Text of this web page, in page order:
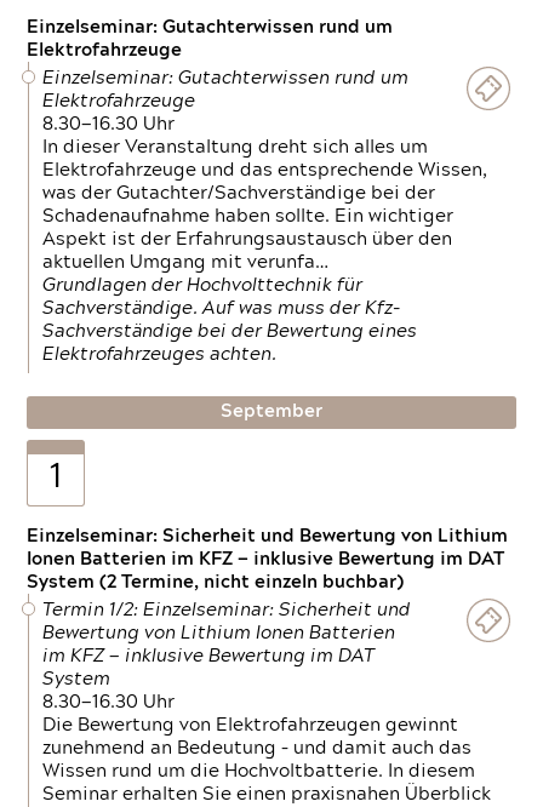
Einzelseminar: Gutachterwissen rund um
Elektrofahrzeuge
Einzelseminar: Gutachterwissen rund um
Elektrofahrzeuge
8.30—16.30 Uhr
In dieser Veranstaltung dreht sich alles um
Elektrofahrzeuge und das entsprechende Wissen,
was der Gutachter/Sachverständige bei der
Schadenaufnahme haben sollte. Ein wichtiger
Aspekt ist der Erfahrungsaustausch über den
aktuellen Umgang mit verunfa…
Grundlagen der Hochvolttechnik für
Sachverständige. Auf was muss der Kfz-
Sachverständige bei der Bewertung eines
Elektrofahrzeuges achten.
September
1
Einzelseminar: Sicherheit und Bewertung von Lithium
Ionen Batterien im KFZ — inklusive Bewertung im DAT
System (2 Termine, nicht einzeln buchbar)
Termin 1/2: Einzelseminar: Sicherheit und
Bewertung von Lithium Ionen Batterien
im KFZ — inklusive Bewertung im DAT
System
8.30—16.30 Uhr
Die Bewertung von Elektrofahrzeugen gewinnt
zunehmend an Bedeutung – und damit auch das
Wissen rund um die Hochvoltbatterie. In diesem
Seminar erhalten Sie einen praxisnahen Überblick